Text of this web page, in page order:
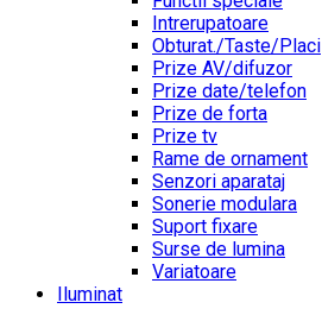
Intrerupatoare
Obturat./Taste/Placi
Prize AV/difuzor
Prize date/telefon
Prize de forta
Prize tv
Rame de ornament
Senzori aparataj
Sonerie modulara
Suport fixare
Surse de lumina
Variatoare
Iluminat